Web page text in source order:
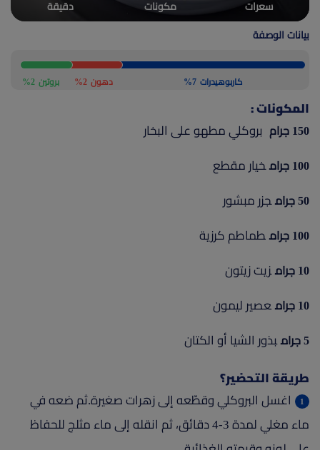
أعلن معنا
سعرات مكونات دقيقة
بيانات الوصفة
كاربوهيدرات 7% دهون 2% بروتين 2%
المكونات :
150 جرام بروكلي مطهو على البخار
100 جرام خيار مقطع
50 جرام جزر مبشور
100 جرام طماطم كرزية
10 جرام زيت زيتون
10 جرام عصير ليمون
5 جرام بذور الشيا أو الكتان
طريقة التحضير؟
اغسل البروكلي وقطّعه إلى زهرات صغيرة.ثم ضعه في
ماء مغلي لمدة 3-4 دقائق، ثم انقله إلى ماء مثلج للحفاظ